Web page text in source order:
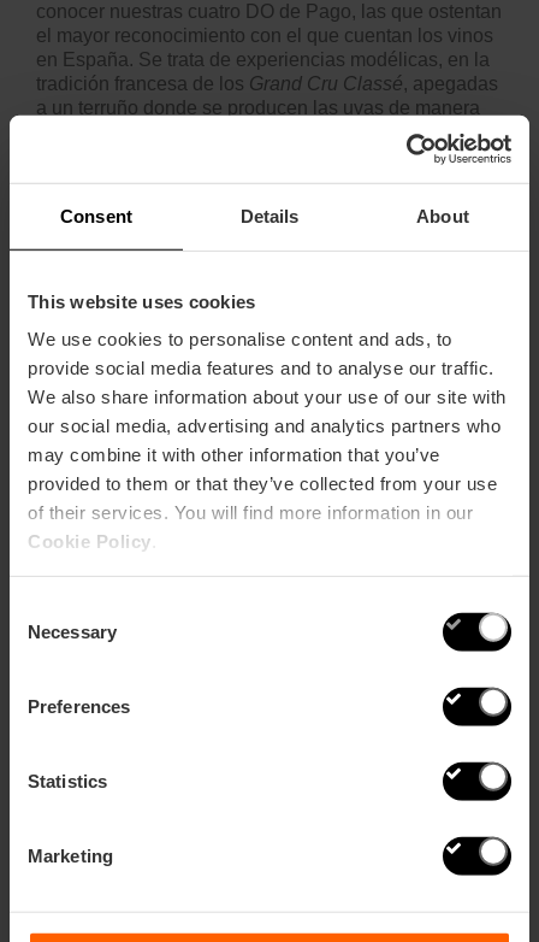
Consent Details About
This website uses cookies
We use cookies to personalise content and ads, to
provide social media features and to analyse our traffic.
We also share information about your use of our site with
our social media, advertising and analytics partners who
may combine it with other information that you’ve
provided to them or that they’ve collected from your use
of their services. You will find more information in our
Cookie Policy
Selection
Necessary
Preferences
Statistics
Marketing
conocer nuestras cuatro DO de Pago, las que ostentan
el mayor reconocimiento con el que cuentan los vinos
en España. Se trata de experiencias modélicas, en la
tradición francesa de los Grand Cru Classé, apegadas
a un terruño donde se producen las uvas de manera
casi artesanal, únicas que se pueden utilizar para la
elaboración de unos vinos que van desde los que
apenas han pasado unos meses en barrica a los tintos
de guarda. Finca El Terrerazo, Chozas Carrascal, Vera
de Estenas y Pago de Los Balagueses completan tan
destacado ramillete.
Cae la noche. Nuestro viaje está a punto de concluir.
Bodega Pago de Tharsys y la tradicional vendimia
nocturna de la variedad blanca Albariño! 50 invitados
especiales, después de una cena fría, tienen la fortuna
de poder participar en esta cita ineludible, cuando no
aprieta el sol y se pueden obtener todas las
propiedades organolépticas del fruto supremo. Una luz
frontal, ajustada a la cabeza, nos ayuda a cumplir con
este rito iniciático a la luz de la luna, un rito que
garantiza que habrá buen vino valenciano